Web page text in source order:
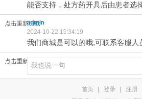
能否支持，处方药开具后由患者选
点击重新加载
admin
2024-10-22 15:34:19
我们商城是可以的哦,可联系客服人
点击重新加载
首页 登录
注册